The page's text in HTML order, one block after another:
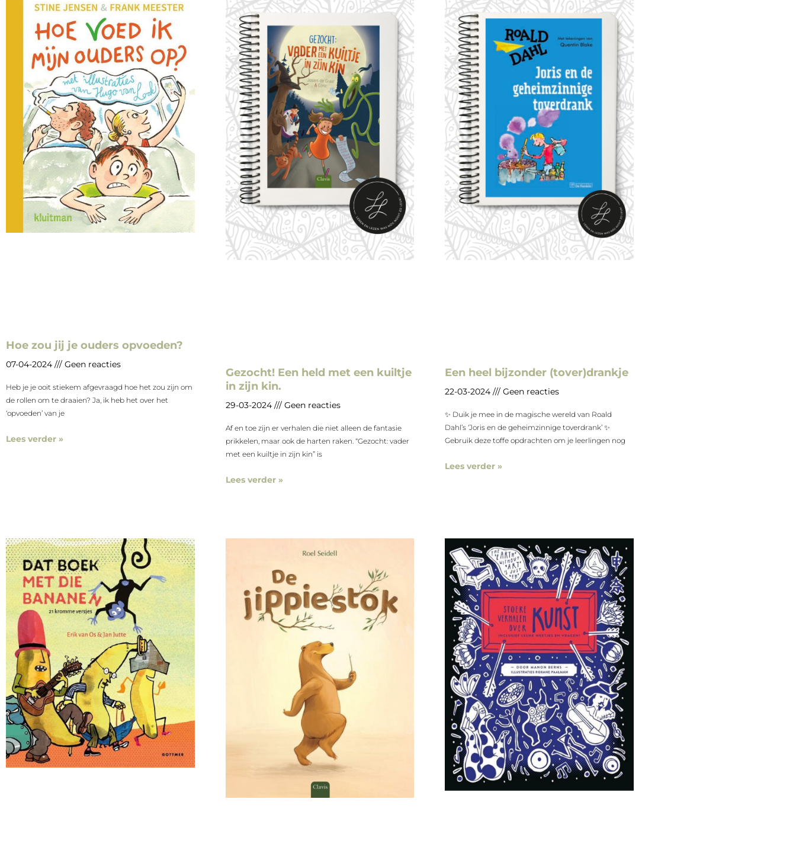
Hoe zou jij je ouders opvoeden?
07-04-2024 Geen reacties
Heb je je ooit stiekem afgevraagd hoe het zou zijn om
de rollen om te draaien? Ja, ik heb het over het
‘opvoeden’ van je
Lees verder »
Gezocht! Een held met een kuiltje
in zijn kin.
29-03-2024 Geen reacties
Af en toe zijn er verhalen die niet alleen de fantasie
prikkelen, maar ook de harten raken. “Gezocht: vader
met een kuiltje in zijn kin” is
Lees verder »
Een heel bijzonder (tover)drankje
22-03-2024 Geen reacties
✨ Duik je mee in de magische wereld van Roald
Dahl’s ‘Joris en de geheimzinnige toverdrank’ ✨
Gebruik deze toffe opdrachten om je leerlingen nog
Lees verder »